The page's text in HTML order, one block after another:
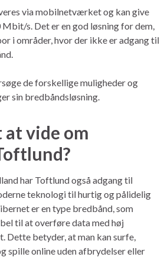
via mobilnetværket og kan give
s. Det er en god løsning for dem,
i områder, hvor der ikke er adgang til
de forskellige muligheder og
sin bredbåndsløsning.
vide om
har Toftlund også adgang til
teknologi til hurtig og pålidelig
er en type bredbånd, som
til at overføre data med høj
Dette betyder, at man kan surfe,
spille online uden afbrydelser eller